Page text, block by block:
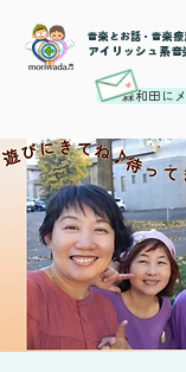
音楽とお話・音楽療
アイリッシュ系
森和田に